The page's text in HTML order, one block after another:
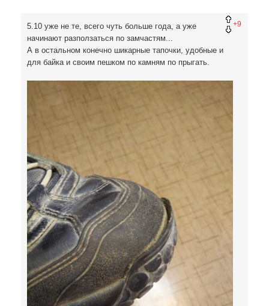
+9
5.10 уже не те, всего чуть больше года, а уже
начинают разползаться по замчастям...
А в остальном конечно шикарные тапочки, удобные и
для байка и своим пешком по камням по прыгать.